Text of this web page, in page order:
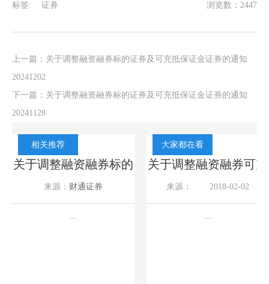
标签: 证券 浏览数：2447
上一篇： 关于调整融资融券标的证券及可充抵保证金证券的通知
20241202
下一篇： 关于调整融资融券标的证券及可充抵保证金证券的通知
20241128
相关推荐
关于调整融资融券标的
证券及可充抵保证金证
券的通知20260805
来源： 财通证券
...
大家都在看
关于调整融资融券可充
抵保证金证券折算率的
通知20180202
来源： 2018-02-02
...